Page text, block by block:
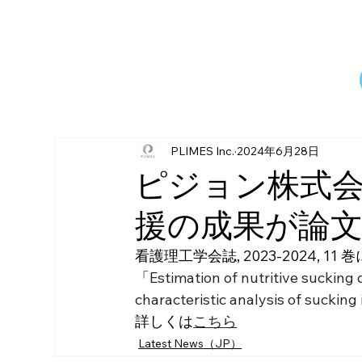
ピジョン株式
援の成果が論
PLIMES Inc. 2024年6月28日
看護理工学会誌, 2023-2024, 11
「Estimation of nutritive
characteristic analysis of
詳しくはこちら
Latest News（JP）